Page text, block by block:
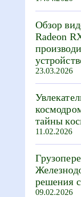
Обзор
Radeon
23.03.2026
тайны
11.02.2026
решения
09.02.2026